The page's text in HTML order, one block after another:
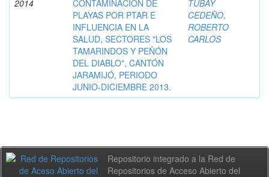
2014
CONTAMINACIÓN DE
PLAYAS POR PTAR E
INFLUENCIA EN LA
SALUD, SECTORES "LOS
TAMARINDOS Y PEÑÓN
DEL DIABLO", CANTÓN
JARAMIJÓ, PERIODO
JUNIO-DICIEMBRE 2013.
TUBAY
CEDEÑO,
ROBERTO
CARLOS
Repositorio integrado a la Red de
Repositorios de Acceso Abierto del